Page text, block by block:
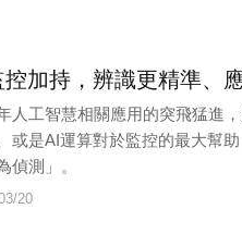
控加持，辨識更精準、
人工智慧相關應用的突飛猛進
或是AI運算對於監控的最大幫
偵測」。
20